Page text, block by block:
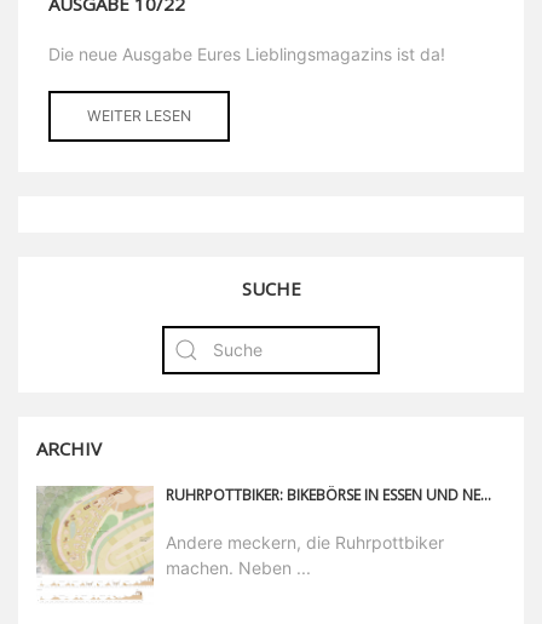
Die neue Ausgabe Eures Lieblingsmagazins ist da!
WEITER LESEN
SUCHE
ARCHIV
RUHRPOTTBIKER: BIKEBÖRSE IN ESSEN UND NEUES VEREINSGELÄNDE
Andere meckern, die Ruhrpottbiker
machen. Neben ...